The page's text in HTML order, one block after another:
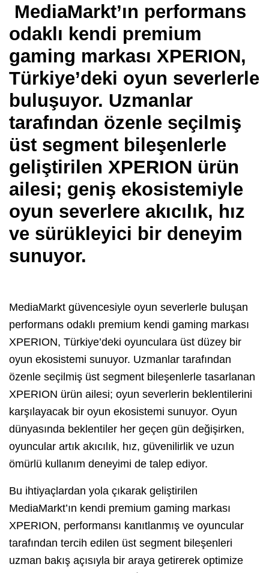
MediaMarkt’ın performans
odaklı kendi premium
gaming markası XPERION,
Türkiye’deki oyun severlerle
buluşuyor. Uzmanlar
tarafından özenle seçilmiş
üst segment bileşenlerle
geliştirilen XPERION ürün
ailesi; geniş ekosistemiyle
oyun severlere akıcılık, hız
ve sürükleyici bir deneyim
sunuyor.
MediaMarkt güvencesiyle oyun severlerle buluşan
performans odaklı premium kendi gaming markası
XPERION, Türkiye’deki oyunculara üst düzey bir
oyun ekosistemi sunuyor. Uzmanlar tarafından
özenle seçilmiş üst segment bileşenlerle tasarlanan
XPERION ürün ailesi; oyun severlerin beklentilerini
karşılayacak bir oyun ekosistemi sunuyor. Oyun
dünyasında beklentiler her geçen gün değişirken,
oyuncular artık akıcılık, hız, güvenilirlik ve uzun
ömürlü kullanım deneyimi de talep ediyor.
Bu ihtiyaçlardan yola çıkarak geliştirilen
MediaMarkt’ın kendi premium gaming markası
XPERION, performansı kanıtlanmış ve oyuncular
tarafından tercih edilen üst segment bileşenleri
uzman bakış açısıyla bir araya getirerek optimize